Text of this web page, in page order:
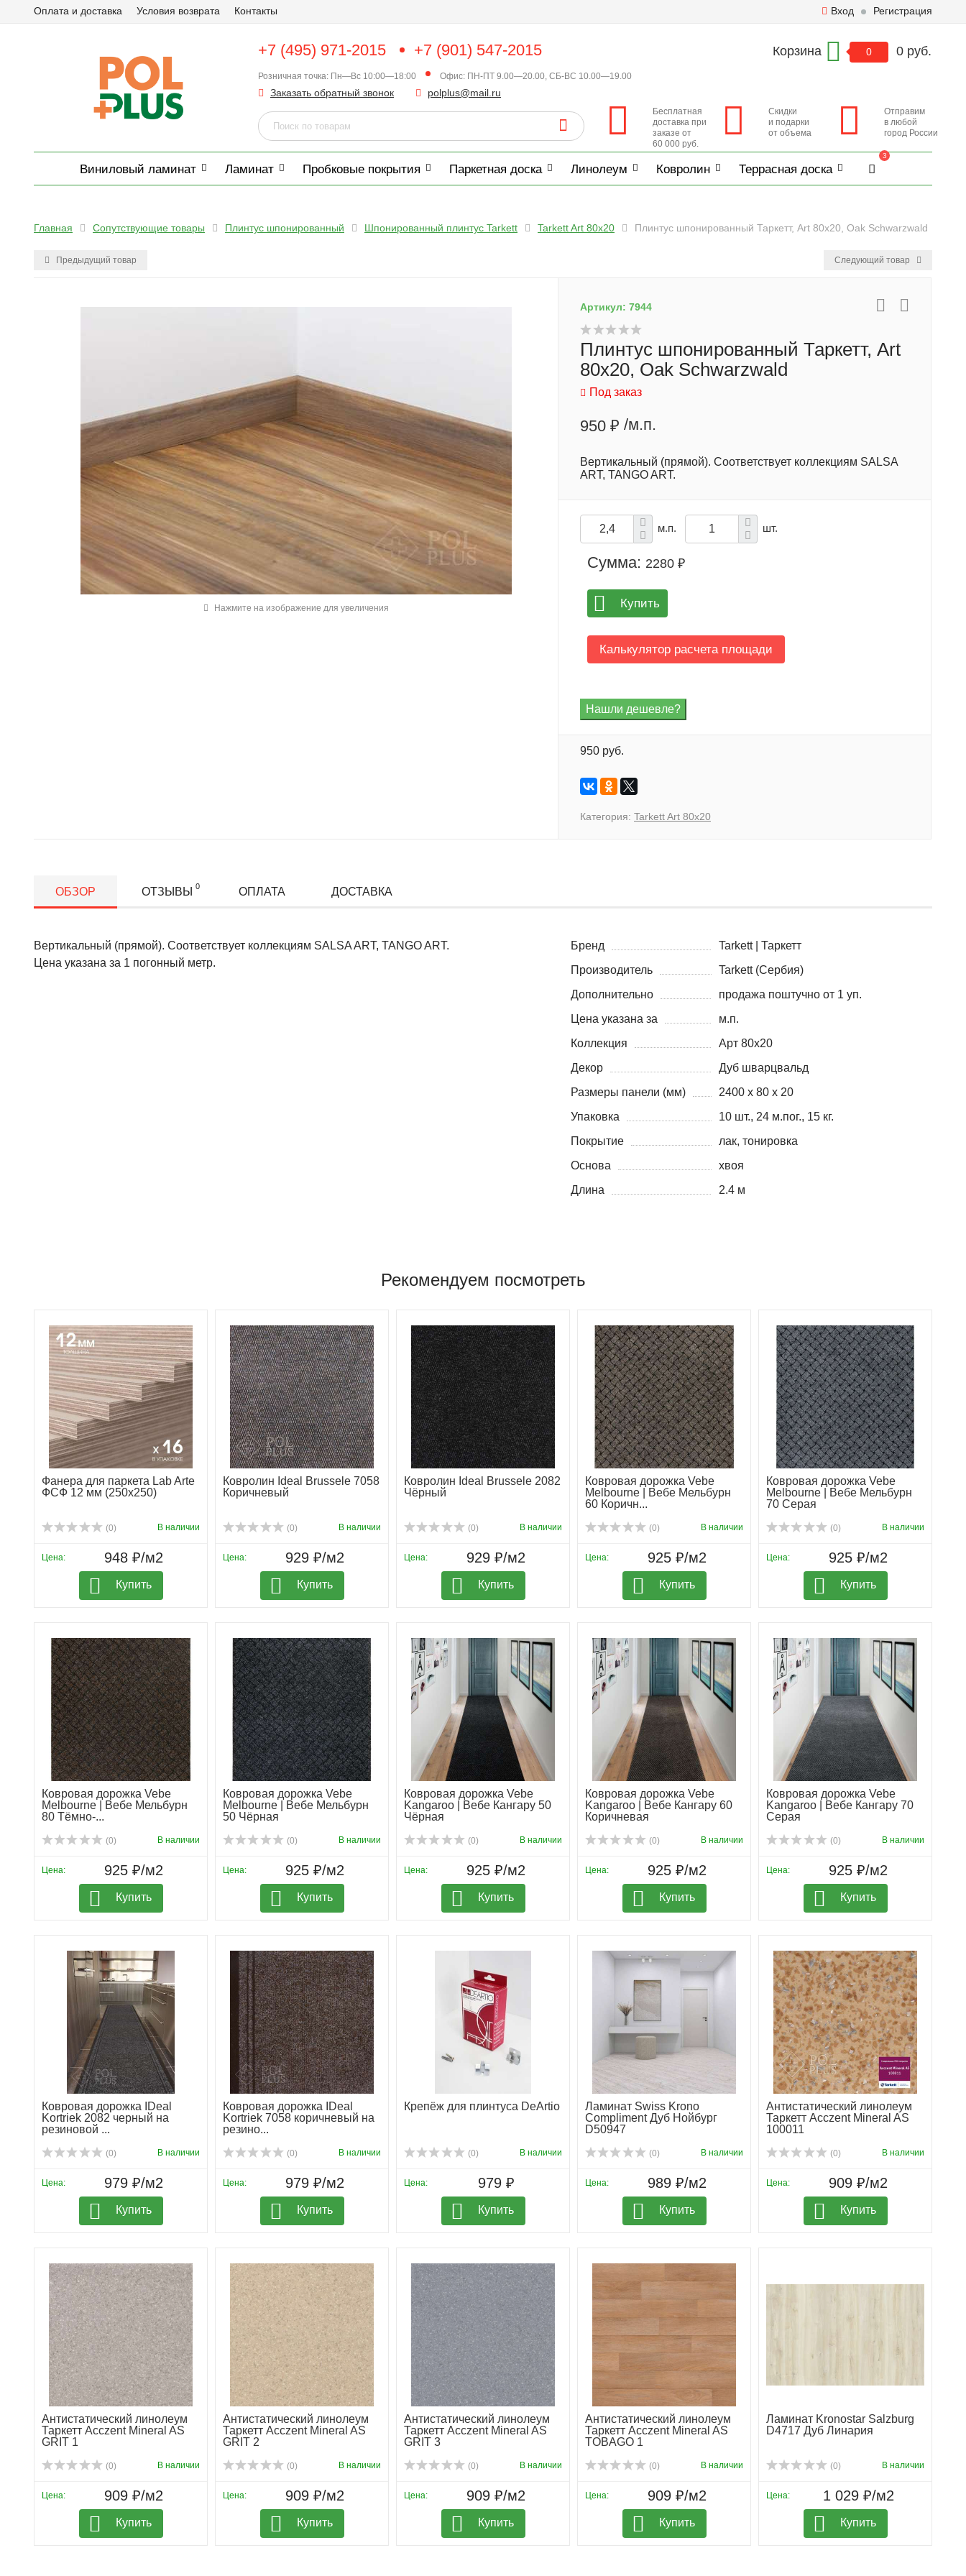
Оплата и доставка Условия возврата Контакты Вход Регистрация
+7 (495) 971-2015 +7 (901) 547-2015
Розничная точка: Пн—Вс 10:00—18:00 Офис: ПН-ПТ 9.00—20.00, СБ-ВС 10.00—19.00
Заказать обратный звонок polplus@mail.ru
Корзина 0 0 руб.
Бесплатная
доставка при
заказе от
60 000 руб.
Скидки
и подарки
от объема
Отправим
в любой
город России
Виниловый ламинат Ламинат Пробковые покрытия Паркетная доска Линолеум Ковролин Террасная доска
3
Главная Сопутствующие товары Плинтус шпонированный Шпонированный плинтус Tarkett Tarkett Art 80x20 Плинтус шпонированный Таркетт, Art 80x20, Oak Schwarzwald
Предыдущий товар Следующий товар
Нажмите на изображение для увеличения
Артикул: 7944
Плинтус шпонированный Таркетт, Art
80x20, Oak Schwarzwald
Под заказ
950 ₽ /м.п.
Вертикальный (прямой). Соответствует коллекциям SALSA
ART, TANGO ART.
м.п. шт.
Сумма: 2280 ₽
Купить
Калькулятор расчета площади
950 руб.
Категория: Tarkett Art 80x20
ОБЗОР ОТЗЫВЫ 0 ОПЛАТА ДОСТАВКА
Вертикальный (прямой). Соответствует коллекциям SALSA ART, TANGO ART.
Цена указана за 1 погонный метр.
Бренд
Tarkett | Таркетт
Производитель
Tarkett (Сербия)
Дополнительно
продажа поштучно от 1 уп.
Цена указана за
м.п.
Коллекция
Арт 80x20
Декор
Дуб шварцвальд
Размеры панели (мм)
2400 х 80 х 20
Упаковка
10 шт., 24 м.пог., 15 кг.
Покрытие
лак, тонировка
Основа
хвоя
Длина
2.4 м
Рекомендуем посмотреть
Фанера для паркета Lab Arte
ФСФ 12 мм (250х250)
(0) В наличии
Цена: 948 ₽/м2
Купить
Ковролин Ideal Brussele 7058
Коричневый
(0) В наличии
Цена: 929 ₽/м2
Купить
Ковролин Ideal Brussele 2082
Чёрный
(0) В наличии
Цена: 929 ₽/м2
Купить
Ковровая дорожка Vebe
Melbourne | Вебе Мельбурн
60 Коричн...
(0) В наличии
Цена: 925 ₽/м2
Купить
Ковровая дорожка Vebe
Melbourne | Вебе Мельбурн
70 Серая
(0) В наличии
Цена: 925 ₽/м2
Купить
Ковровая дорожка Vebe
Melbourne | Вебе Мельбурн
80 Тёмно-...
(0) В наличии
Цена: 925 ₽/м2
Купить
Ковровая дорожка Vebe
Melbourne | Вебе Мельбурн
50 Чёрная
(0) В наличии
Цена: 925 ₽/м2
Купить
Ковровая дорожка Vebe
Kangaroo | Вебе Кангару 50
Чёрная
(0) В наличии
Цена: 925 ₽/м2
Купить
Ковровая дорожка Vebe
Kangaroo | Вебе Кангару 60
Коричневая
(0) В наличии
Цена: 925 ₽/м2
Купить
Ковровая дорожка Vebe
Kangaroo | Вебе Кангару 70
Серая
(0) В наличии
Цена: 925 ₽/м2
Купить
Ковровая дорожка IDeal
Kortriek 2082 черный на
резиновой ...
(0) В наличии
Цена: 979 ₽/м2
Купить
Ковровая дорожка IDeal
Kortriek 7058 коричневый на
резино...
(0) В наличии
Цена: 979 ₽/м2
Купить
Крепёж для плинтуса DeArtio
(0) В наличии
Цена: 979 ₽
Купить
Ламинат Swiss Krono
Compliment Дуб Нойбург
D50947
(0) В наличии
Цена: 989 ₽/м2
Купить
Антистатический линолеум
Таркетт Acczent Mineral AS
100011
(0) В наличии
Цена: 909 ₽/м2
Купить
Антистатический линолеум
Таркетт Acczent Mineral AS
GRIT 1
(0) В наличии
Цена: 909 ₽/м2
Купить
Антистатический линолеум
Таркетт Acczent Mineral AS
GRIT 2
(0) В наличии
Цена: 909 ₽/м2
Купить
Антистатический линолеум
Таркетт Acczent Mineral AS
GRIT 3
(0) В наличии
Цена: 909 ₽/м2
Купить
Антистатический линолеум
Таркетт Acczent Mineral AS
TOBAGO 1
(0) В наличии
Цена: 909 ₽/м2
Купить
Ламинат Kronostar Salzburg
D4717 Дуб Линария
(0) В наличии
Цена: 1 029 ₽/м2
Купить